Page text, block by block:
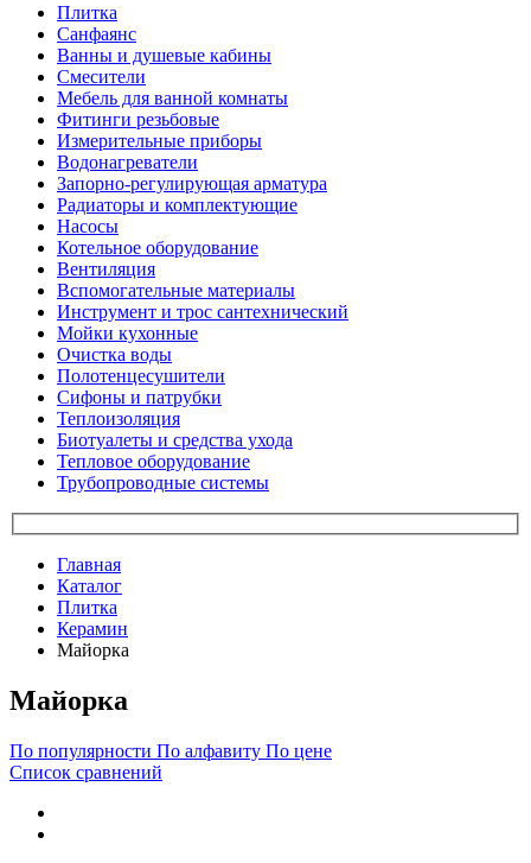
Плитка
Санфаянс
Ванны и душевые кабины
Смесители
Мебель для ванной комнаты
Фитинги резьбовые
Измерительные приборы
Водонагреватели
Запорно-регулирующая арматура
Радиаторы и комплектующие
Насосы
Котельное оборудование
Вентиляция
Вспомогательные материалы
Инструмент и трос сантехнический
Мойки кухонные
Очистка воды
Полотенцесушители
Сифоны и патрубки
Теплоизоляция
Биотуалеты и средства ухода
Тепловое оборудование
Трубопроводные системы
Главная
Каталог
Плитка
Керамин
Майорка
Майорка
По популярности По алфавиту По цене
Список сравнений